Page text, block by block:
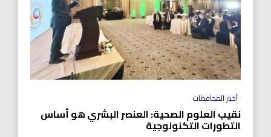
أخبار المحافظات
نقيب العلوم الصحية: العنصر البشري هو أساس
التطورات التكنولوجية